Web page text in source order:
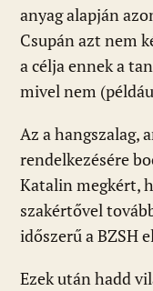
anyag alapján
Csupán azt nem
a célja ennek a
mivel nem
Az a hangszalag,
rendelkezésére
Katalin megkért,
szakértővel
időszerű a BZSH
Ezek után hadd